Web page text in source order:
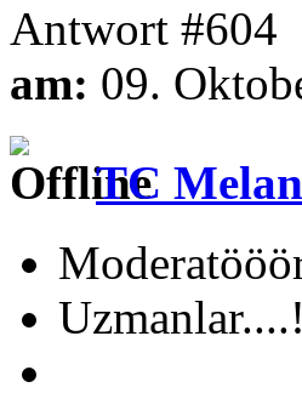
Antwort #604
am: 09.
TC
Uzmanlar....!